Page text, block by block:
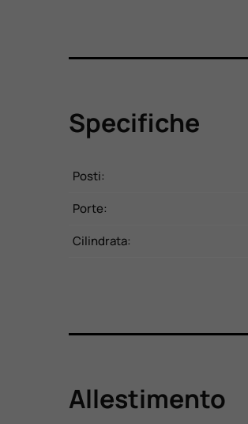
Specifiche
Posti:
Porte:
Cilindrata:
Allestimento